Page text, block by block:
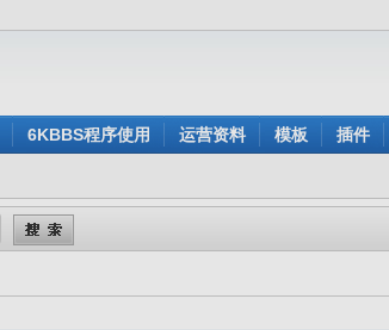
6KBBS程序使用 运营资料 模板 插件